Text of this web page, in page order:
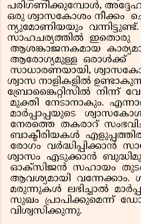
പരിഗണിക്കുമ്പോൾ,
ഒരു ശ്വാസകോശം നീക്കം
ന്യുമോണിയയും
സാഹചര്യത്തിൽ ഇതൊരു
ആശങ്കാജനകമായ
ആരോഗ്യമുള്ള ഒരാൾക്ക്
സാധാരണയായി,
ശ്വാസ നാളികളിൽ
ബ്രോങ്കൈറ്റിസിൽ നിന്ന്
മുക്തി നേടാനാകും.
മാർപ്പാപ്പയുടെ
നേരത്തെ തകരാറ്
ബാക്ടീരിയകൾ
രോഗം വർദ്ധിപ്പിക്കാൻ
ശ്വാസം എടുക്കാൻ
ഓക്സിജൻ സഹായം
ആവശ്യമായി വന്നേക്കാം.
മരുന്നുകൾ ലഭിച്ചാൽ
സുഖം പ്രാപിക്കുമെന്ന്
വിശ്വസിക്കുന്നു.